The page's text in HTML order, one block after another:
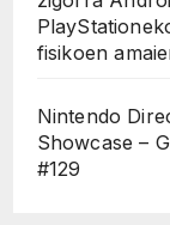
fisikoen
Nintendo
Showcase –
#129